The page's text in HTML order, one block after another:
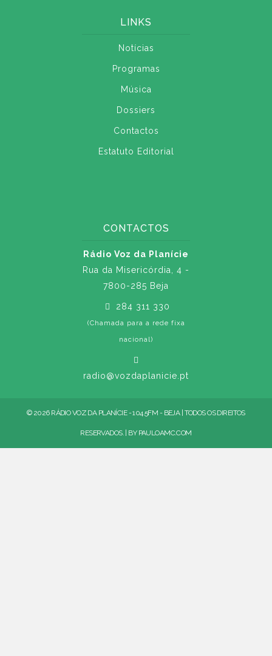
LINKS
Notícias
Programas
Música
Dossiers
Contactos
Estatuto Editorial
CONTACTOS
Rádio Voz da Planície
Rua da Misericórdia, 4 -
7800-285 Beja
284 311 330
(Chamada para a rede fixa
nacional)
radio@vozdaplanicie.pt
© 2026 RÁDIO VOZ DA PLANÍCIE - 104.5FM - BEJA | TODOS OS DIREITOS
RESERVADOS. | BY PAULOAMC.COM